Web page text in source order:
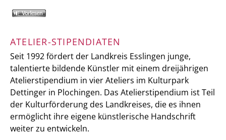
ATELIER-STIPENDIATEN
Seit 1992 fördert der Landkreis Esslingen junge,
talentierte bildende Künstler mit einem dreijährigen
Atelierstipendium in vier Ateliers im Kulturpark
Dettinger in Plochingen. Das Atelierstipendium ist Teil
der Kulturförderung des Landkreises, die es ihnen
ermöglicht ihre eigene künstlerische Handschrift
weiter zu entwickeln.